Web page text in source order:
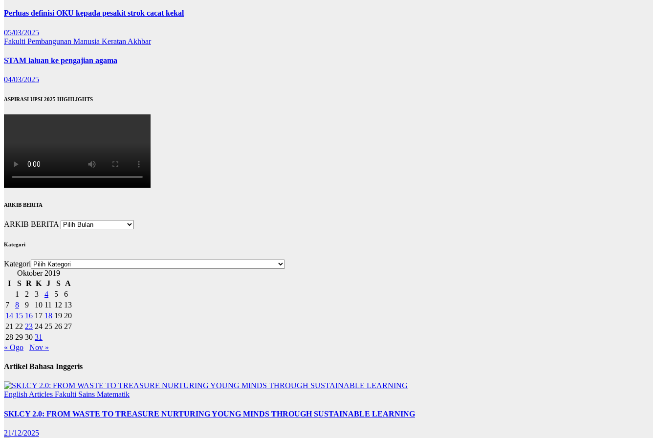
Perluas definisi OKU kepada pesakit strok cacat kekal
05/03/2025
Fakulti Pembangunan Manusia Keratan Akhbar
STAM laluan ke pengajian agama
04/03/2025
ASPIRASI UPSI 2025 HIGHLIGHTS
ARKIB BERITA
ARKIB BERITA
Kategori
Kategori
Oktober 2019
I
S R K J S
A
1
2 3 4 5
6
7
8 9 10 11 12 13
14 15 16 17 18 19 20
21 22 23 24 25 26 27
28 29 30 31
« Ogo
Nov »
Artikel Bahasa Inggeris
English Articles Fakulti Sains Matematik
SKI.CY 2.0: FROM WASTE TO TREASURE NURTURING YOUNG MINDS THROUGH SUSTAINABLE LEARNING
21/12/2025